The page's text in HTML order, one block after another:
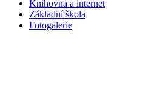
Knihovna a internet
Základní škola
Fotogalerie